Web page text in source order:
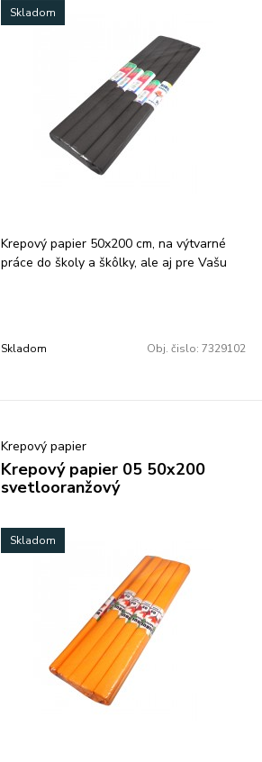
Skladom
Krepový papier 50x200 cm, na výtvarné
práce do školy a škôlky, ale aj pre Vašu
Skladom Obj. čislo: 7329102
Krepový papier
Krepový papier 05 50x200
svetlooranžový
Skladom